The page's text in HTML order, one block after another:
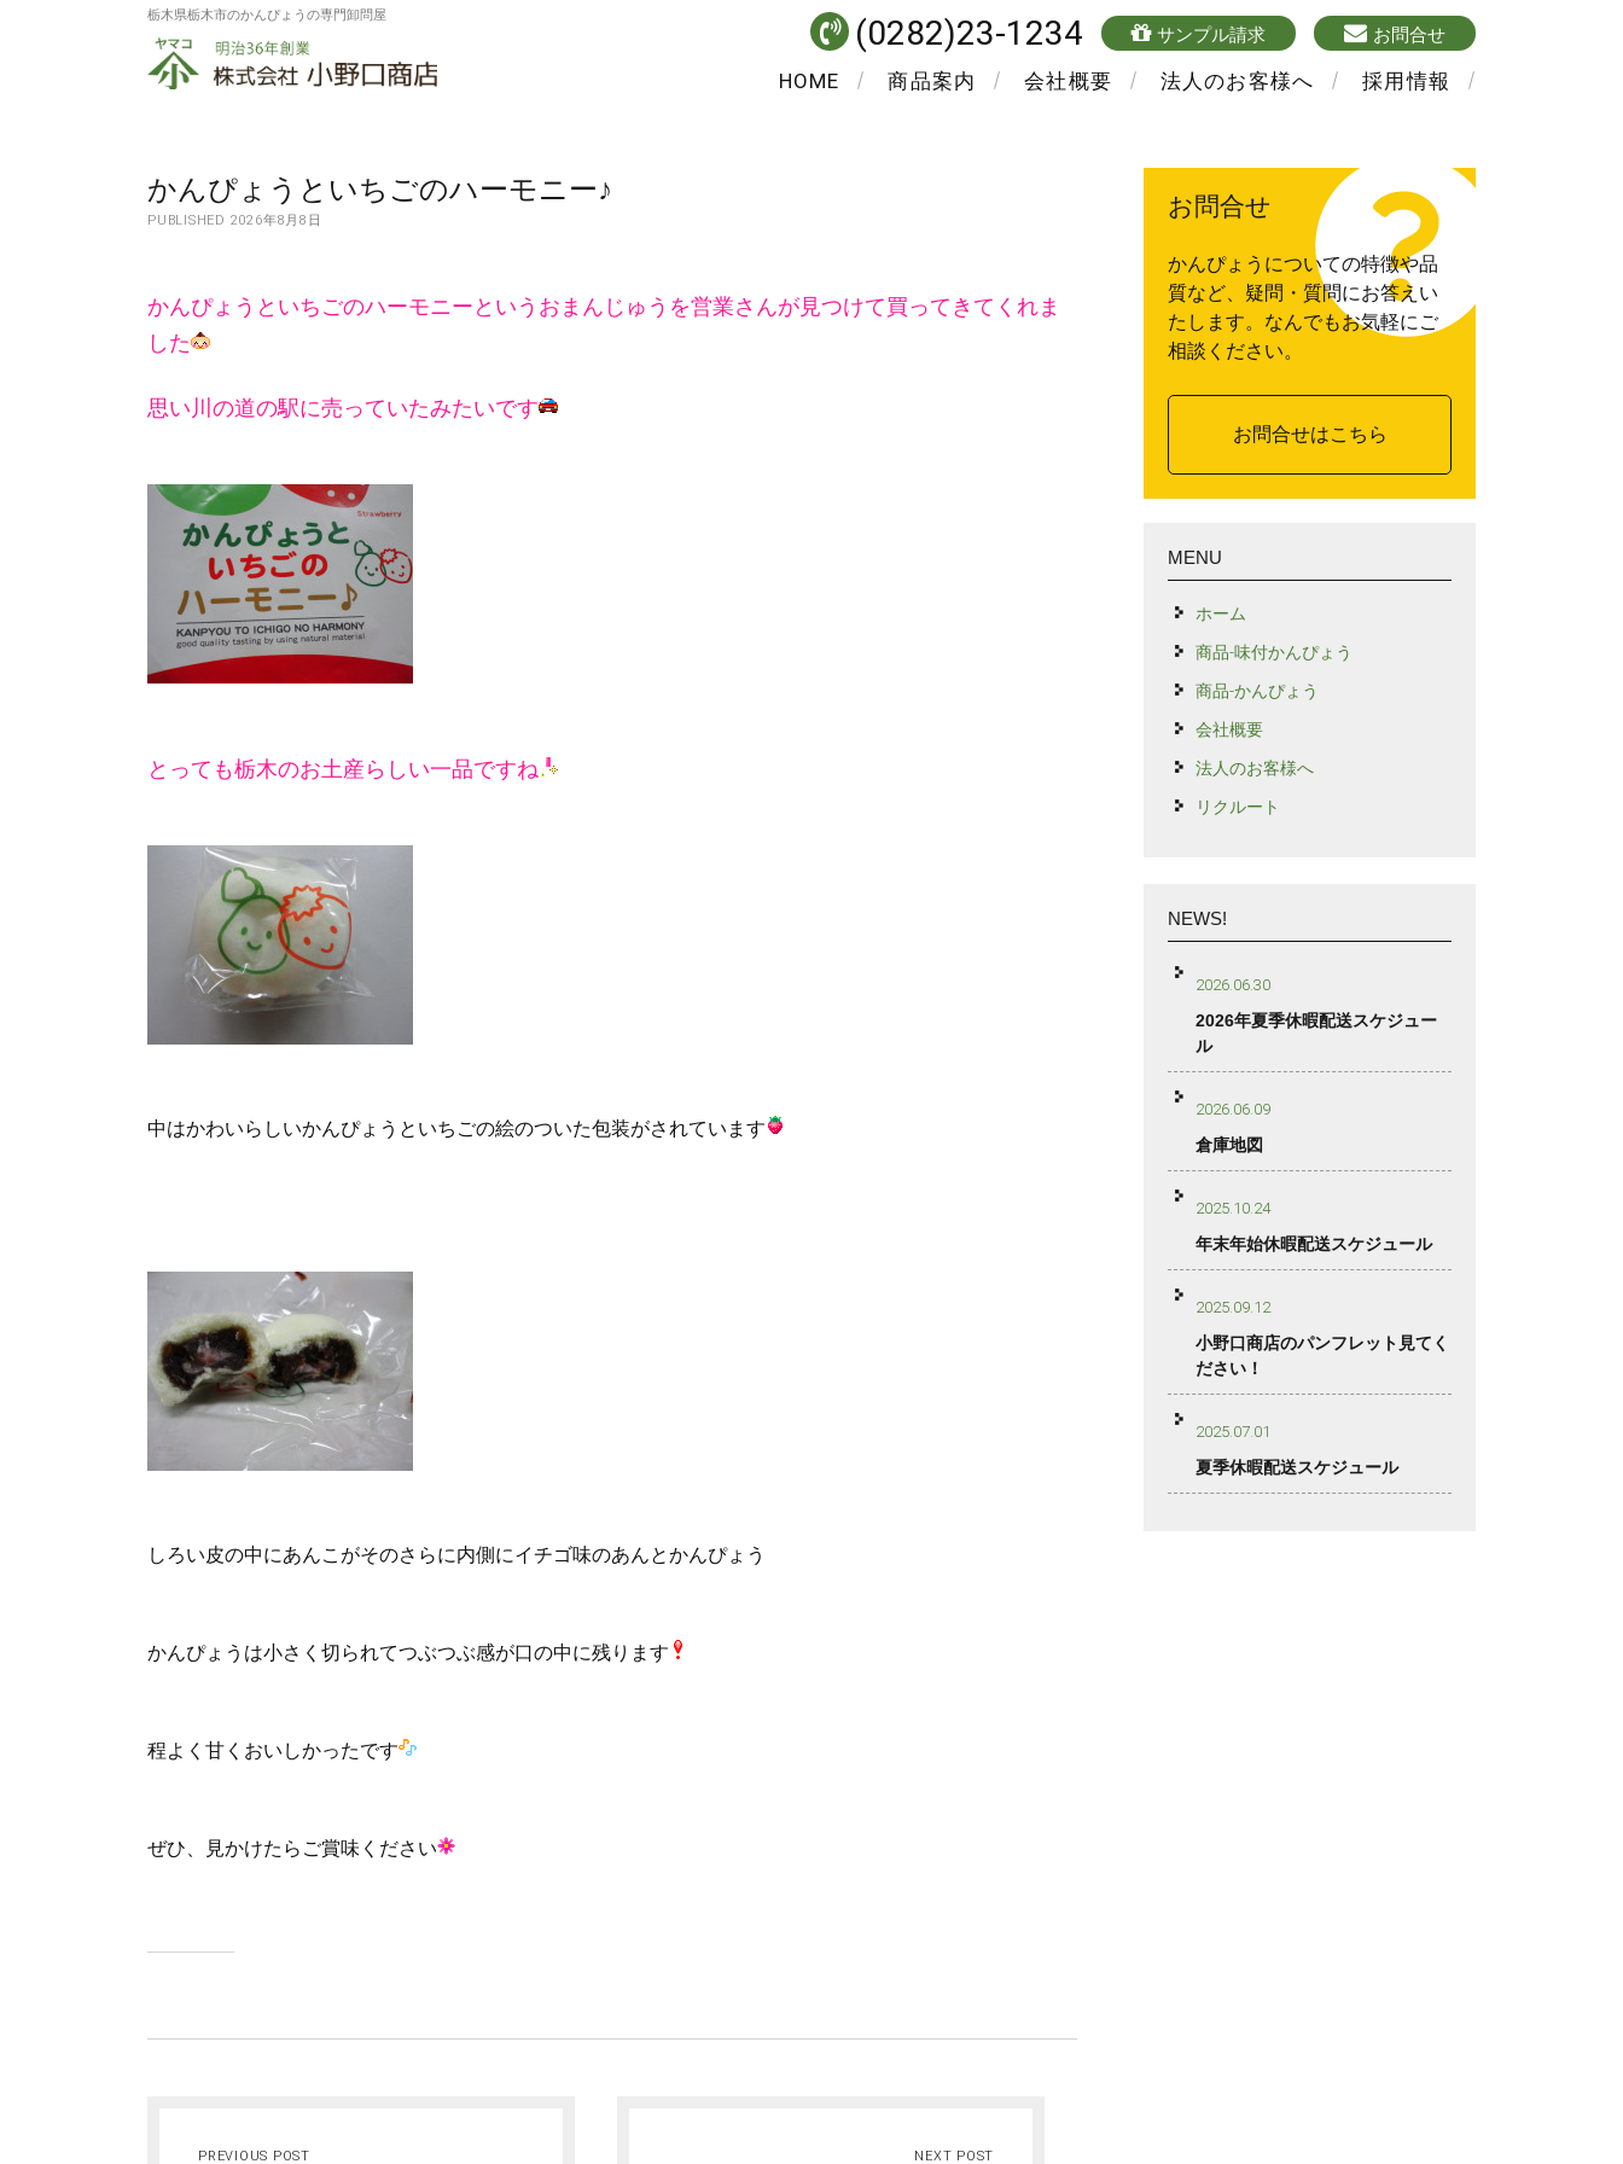
栃木県栃木市のかんぴょうの専門卸問屋
株
社
小
口
商
店
HOME 商品案内 会社概要 法人のお客様へ 採用情報
(0282)23-1234 sample
サンプル請求 mailform
お問合せ
かんぴょうといちごのハーモニー♪
PUBLISHED 2026年8月8日
かんぴょうといちごのハーモニーというおまんじゅうを営業さんが見つけて買ってきてくれま
した
思い川の道の駅に売っていたみたいです
とっても栃木のお土産らしい一品ですね
中はかわいらしいかんぴょうといちごの絵のついた包装がされています
しろい皮の中にあんこがそのさらに内側にイチゴ味のあんとかんぴょう
かんぴょうは小さく切られてつぶつぶ感が口の中に残ります
程よく甘くおいしかったです
ぜひ、見かけたらご賞味ください
PREVIOUS POST NEXT POST
お問合せ
かんぴょうについての特徴や品
質など、疑問・質問にお答えい
たします。なんでもお気軽にご
相談ください。
お問合せはこちら
MENU
ホーム
商品-味付かんぴょう
商品-かんぴょう
会社概要
法人のお客様へ
リクルート
NEWS!
2026.06.30
2026年夏季休暇配送スケジュー
ル
2026.06.09
倉庫地図
2025.10.24
年末年始休暇配送スケジュール
2025.09.12
小野口商店のパンフレット見てく
ださい！
2025.07.01
夏季休暇配送スケジュール